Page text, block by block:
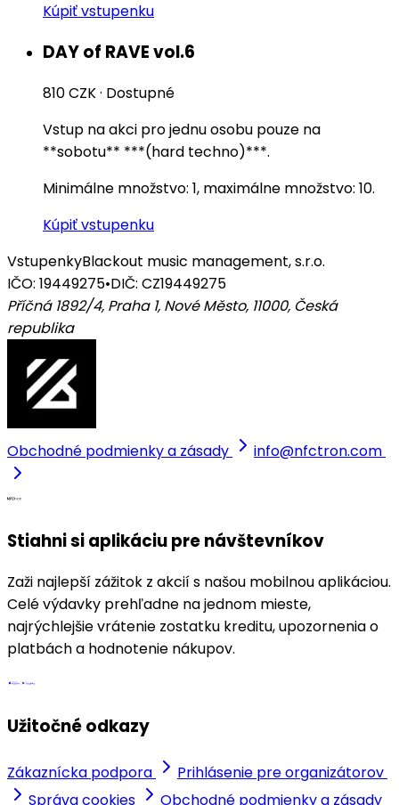
Kúpiť vstupenku
DAY of RAVE vol.6
810 CZK· Dostupné
Vstup na akci pro jednu osobu pouze na
**sobotu** ***(hard techno)***.
Minimálne množstvo: 1, maximálne množstvo: 10.
Kúpiť vstupenku
VstupenkyBlackout music management, s.r.o.
IČO: 19449275•DIČ: CZ19449275
Příčná 1892/4, Praha 1, Nové Město, 11000, Česká
republika
Obchodné podmienky a zásady info@nfctron.com
Stiahni si aplikáciu pre návštevníkov
Zaži najlepší zážitok z akcií s našou mobilnou aplikáciou.
Celé výdavky prehľadne na jednom mieste,
najrýchlejšie vrátenie zostatku kreditu, upozornenia o
platbách a hodnotenie nákupov.
Užitočné odkazy
Zákaznícka podpora
Prihlásenie pre organizátorov
Správa cookies
Obchodné podmienky a zásady